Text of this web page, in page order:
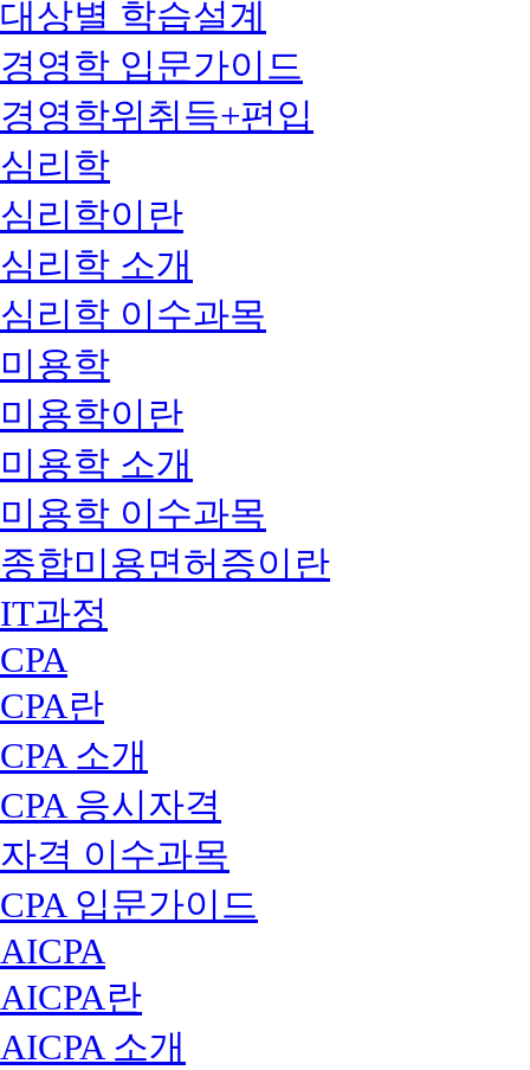
대상별 학습설계
경영학 입문가이드
경영학위취득+편입
심리학
심리학이란
심리학 소개
심리학 이수과목
미용학
미용학이란
미용학 소개
미용학 이수과목
종합미용면허증이란
IT과정
CPA
CPA란
CPA 소개
CPA 응시자격
자격 이수과목
CPA 입문가이드
AICPA
AICPA란
AICPA 소개